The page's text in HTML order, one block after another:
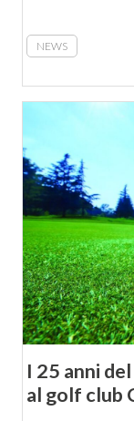
NEWS
I 25 anni
al golf club